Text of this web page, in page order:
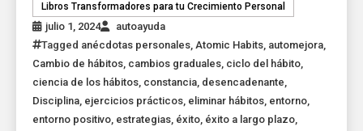
Libros Transformadores para tu Crecimiento Personal
julio 1, 2024
autoayuda
Tagged anécdotas personales,Atomic Habits, automejora,
Cambio de hábitos, cambios graduales, ciclo del hábito,
ciencia de los hábitos, constancia, desencadenante,
Disciplina, ejercicios prácticos, eliminar hábitos, entorno,
entorno positivo, estrategias, éxito, éxito a largo plazo,